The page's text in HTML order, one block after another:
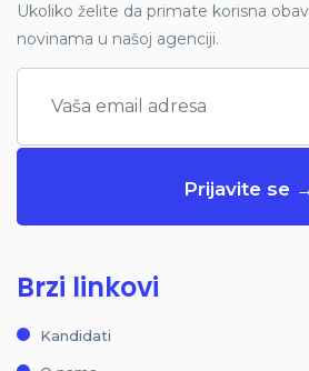
Ukoliko želite da primate korisna
novinama u našoj agenciji.
Brzi linkovi
Kandidati